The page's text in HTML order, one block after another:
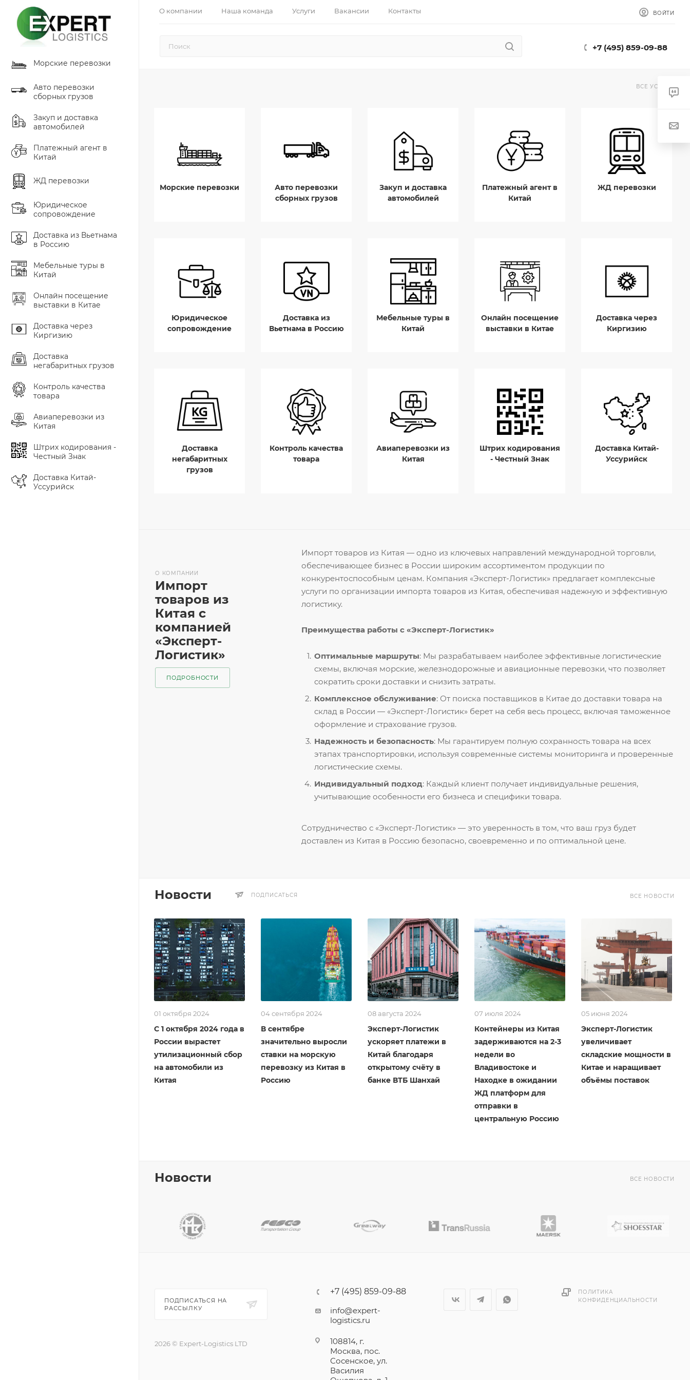
О компании Наша команда Услуги Вакансии Контакты ВОЙТИ
+7 (495) 859-09-88
Морские перевозки
Авто перевозки
сборных грузов
Закуп и доставка
автомобилей
Платежный агент в
Китай
ЖД перевозки
Юридическое
сопровождение
Доставка из Вьетнама
в Россию
Мебельные туры в
Китай
Онлайн посещение
выставки в Китае
Доставка через
Киргизию
Доставка
негабаритных грузов
Контроль качества
товара
Авиаперевозки из
Китая
Штрих кодирования -
Честный Знак
Доставка Китай-
Уссурийск
ВСЕ УСЛУГИ
Морские перевозки
Авто перевозки
сборных грузов
Закуп и доставка
автомобилей
Платежный агент в
Китай
ЖД перевозки
Юридическое
сопровождение
Доставка из
Вьетнама в Россию
Мебельные туры в
Китай
Онлайн посещение
выставки в Китае
Доставка через
Киргизию
Доставка
негабаритных
грузов
Контроль качества
товара
Авиаперевозки из
Китая
Штрих кодирования
- Честный Знак
Доставка Китай-
Уссурийск
Импорт товаров из Китая — одно из ключевых направлений международной торговли,
обеспечивающее бизнес в России широким ассортиментом продукции по
конкурентоспособным ценам. Компания «Эксперт-Логистик» предлагает комплексные
услуги по организации импорта товаров из Китая, обеспечивая надежную и эффективную
логистику.
Преимущества работы с «Эксперт-Логистик»
Оптимальные маршруты: Мы разрабатываем наиболее эффективные логистические
схемы, включая морские, железнодорожные и авиационные перевозки, что позволяет
сократить сроки доставки и снизить затраты.
Комплексное обслуживание: От поиска поставщиков в Китае до доставки товара на
склад в России — «Эксперт-Логистик» берет на себя весь процесс, включая таможенное
оформление и страхование грузов.
Надежность и безопасность: Мы гарантируем полную сохранность товара на всех
этапах транспортировки, используя современные системы мониторинга и проверенные
логистические схемы.
Индивидуальный подход: Каждый клиент получает индивидуальные решения,
учитывающие особенности его бизнеса и специфики товара.
Сотрудничество с «Эксперт-Логистик» — это уверенность в том, что ваш груз будет
доставлен из Китая в Россию безопасно, своевременно и по оптимальной цене.
О КОМПАНИИ
Импорт
товаров из
Китая с
компанией
«Эксперт-
Логистик»
ПОДРОБНОСТИ
Новости ПОДПИСАТЬСЯ ВСЕ НОВОСТИ
01 октября 2024
С 1 октября 2024 года в
России вырастет
утилизационный сбор
на автомобили из
Китая
04 сентября 2024
В сентябре
значительно выросли
ставки на морскую
перевозку из Китая в
Россию
08 августа 2024
Эксперт-Логистик
ускоряет платежи в
Китай благодаря
открытому счёту в
банке ВТБ Шанхай
07 июля 2024
Контейнеры из Китая
задерживаются на 2-3
недели во
Владивостоке и
Находке в ожидании
ЖД платформ для
отправки в
центральную Россию
05 июня 2024
Эксперт-Логистик
увеличивает
складские мощности в
Китае и наращивает
объёмы поставок
Новости ВСЕ НОВОСТИ
ПОДПИСАТЬСЯ НА
РАССЫЛКУ
2026 © Expert-Logistics LTD
+7 (495) 859-09-88
info@expert-
logistics.ru
108814, г.
Москва, пос.
Сосенское, ул.
Василия
ПОЛИТИКА
КОНФИДЕНЦИАЛЬНОСТИ